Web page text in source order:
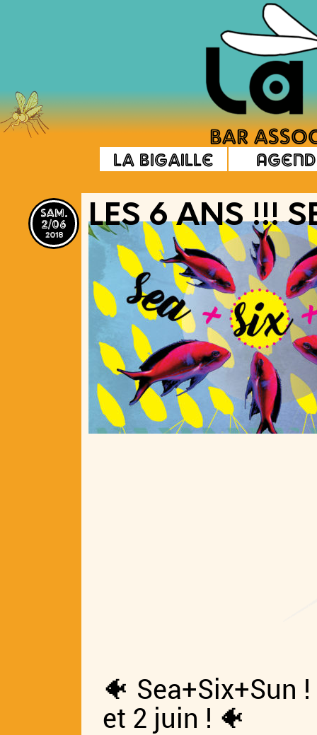
La Bigaille
sam.
2/06
2018
LES 6 ANS !!!
🐠 Sea+Six+Sun
et 2 juin ! 🐠